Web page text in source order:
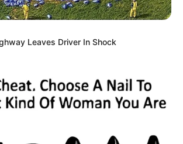
Leaves Driver In Shock